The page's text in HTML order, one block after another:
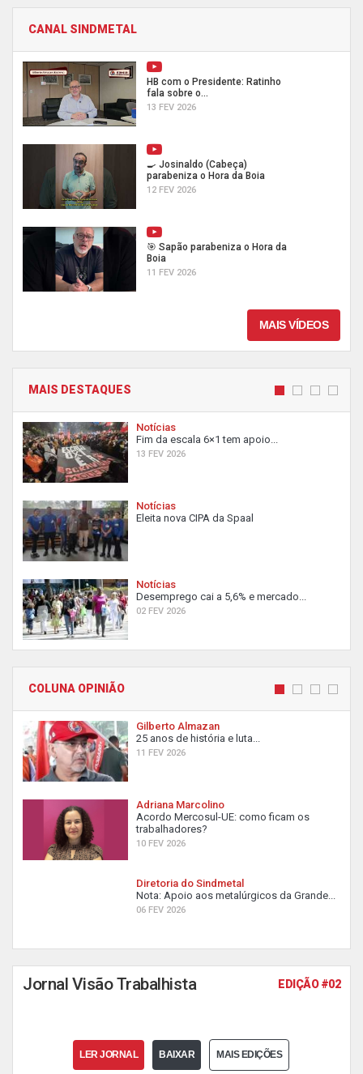
CANAL SINDMETAL
HB com o Presidente: Ratinho
fala sobre o...
13 FEV 2026
🍳 Josinaldo (Cabeça)
parabeniza o Hora da Boia
12 FEV 2026
🎯 Sapão parabeniza o Hora da
Boia
11 FEV 2026
MAIS VÍDEOS
MAIS DESTAQUES
Notícias
Fim da escala 6×1 tem apoio...
13 FEV 2026
Notícias
Eleita nova CIPA da Spaal
Notícias
Desemprego cai a 5,6% e mercado...
02 FEV 2026
COLUNA OPINIÃO
Gilberto Almazan
25 anos de história e luta...
11 FEV 2026
Adriana Marcolino
Acordo Mercosul-UE: como ficam os
trabalhadores?
10 FEV 2026
Diretoria do Sindmetal
Nota: Apoio aos metalúrgicos da Grande...
06 FEV 2026
Jornal Visão Trabalhista EDIÇÃO #02
LER JORNAL BAIXAR MAIS EDIÇÕES